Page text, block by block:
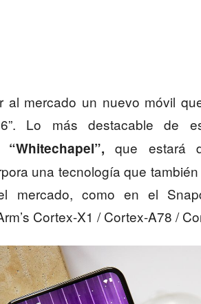
al mercado un nuevo móvil
6”. Lo más destacable de
que estará
una tecnología que
mercado, como en el
Cortex-X1 / Cortex-A78 /